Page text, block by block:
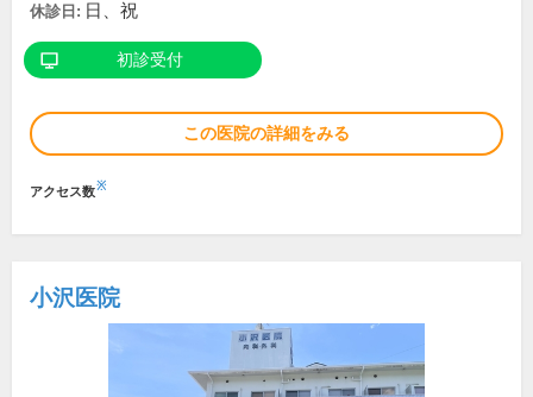
休診日: 日、祝
初診受付
この医院の詳細をみる
アクセス数※
小沢医院